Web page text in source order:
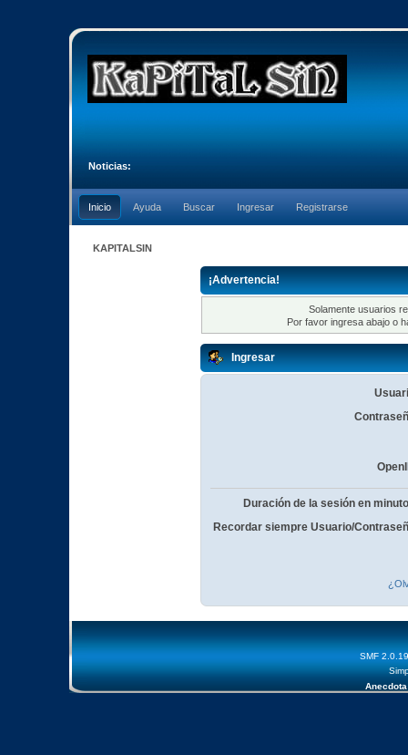
Noticias:
Inicio Ayuda Buscar Ingresar Registrarse
KAPITALSIN
¡Advertencia!
Solamente usuarios
Por favor ingresa abajo o
Ingresar
Duración de la sesión en
Recordar siempre Usuario/
SMF 2.0.19
Anecdota